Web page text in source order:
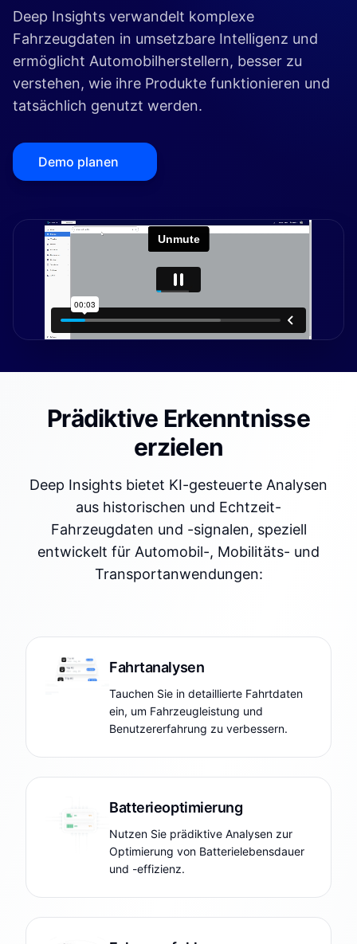
Deep Insights verwandelt komplexe
Fahrzeugdaten in umsetzbare Intelligenz und
ermöglicht Automobilherstellern, besser zu
verstehen, wie ihre Produkte funktionieren und
tatsächlich genutzt werden.
Demo planen
Prädiktive Erkenntnisse
erzielen
Deep Insights bietet KI-gesteuerte Analysen
aus historischen und Echtzeit-
Fahrzeugdaten und -signalen, speziell
entwickelt für Automobil-, Mobilitäts- und
Transportanwendungen:
Fahrtanalysen
Tauchen Sie in detaillierte Fahrtdaten
ein, um Fahrzeugleistung und
Benutzererfahrung zu verbessern.
Batterieoptimierung
Nutzen Sie prädiktive Analysen zur
Optimierung von Batterielebensdauer
und -effizienz.